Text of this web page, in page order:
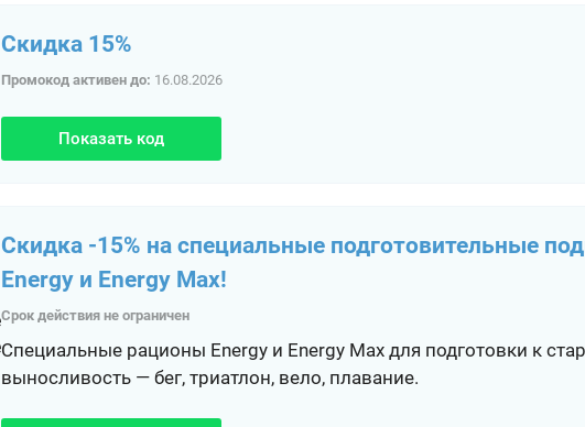
Скидка 15%
Промокод активен до: 16.08.2026
Показать код
Скидка -15% на специальные подготовительные
Energy и Energy Max!
Срок действия не ограничен
Специальные рационы Energy и Energy Max для подготовки к
выносливость — бег, триатлон, вело, плавание.